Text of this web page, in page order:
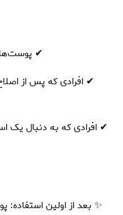
✔
✔ افرادی که پس از
✔ افرادی که به دنبال یک
✨ بعد از اولین